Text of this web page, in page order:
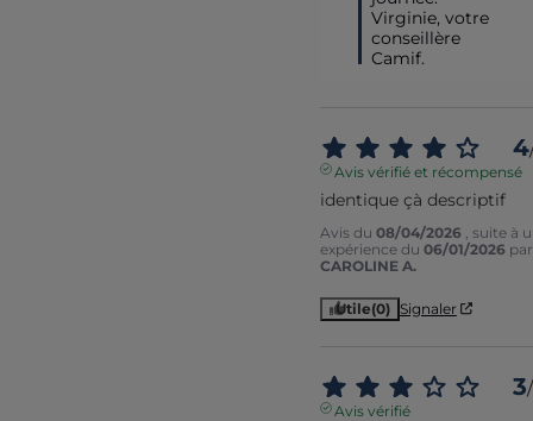
Virginie, votre
conseillère
Camif.
4
Avis vérifié et récompensé
identique çà descriptif
Avis du 08/04/2026
, suite à
expérience du 06/01/2026 par
CAROLINE A.
Utile(0) Signaler
3/
Avis vérifié